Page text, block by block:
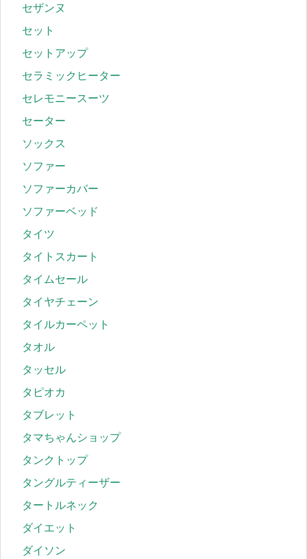
セザンヌ
セット
セットアップ
セラミックヒーター
セレモニースーツ
セーター
ソックス
ソファー
ソファーカバー
ソファーベッド
タイツ
タイトスカート
タイムセール
タイヤチェーン
タイルカーペット
タオル
タッセル
タピオカ
タブレット
タマちゃんショップ
タンクトップ
タングルティーザー
タートルネック
ダイエット
ダイソン